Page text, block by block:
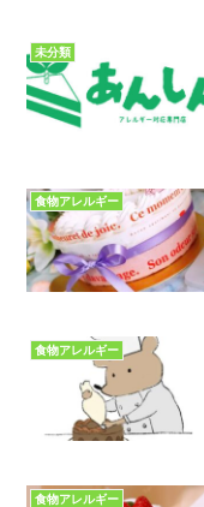
未分類
食物アレルギー
食物アレルギー
食物アレルギー